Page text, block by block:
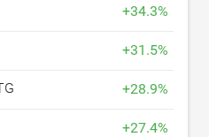
+34.3%
+31.5%
+28.9%
+27.4%